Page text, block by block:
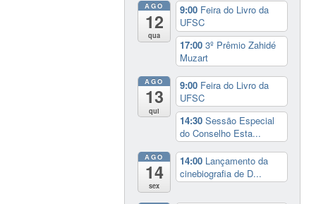
AGO
12
qua
9:00 Feira do Livro da
UFSC
17:003º Prêmio Zahidé
Muzart
AGO
13
qui
9:00 Feira do Livro da
UFSC
14:30Sessão Especial
do Conselho Esta...
AGO
14
sex
14:00 Lançamento da
cinebiografia de D...